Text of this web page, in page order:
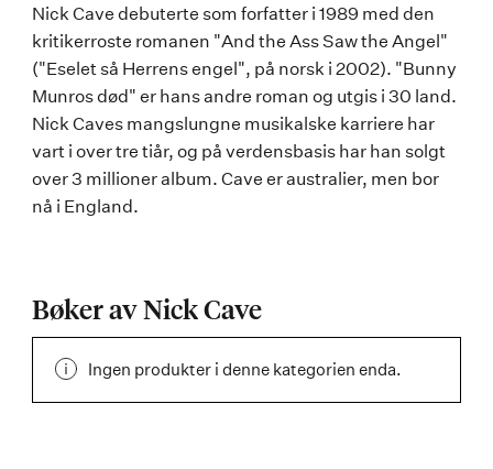
Nick
Cave
Nick Cave debuterte som forfatter i 1989 med den
kritikerroste romanen "And the Ass Saw the Angel"
("Eselet så Herrens engel", på norsk i 2002). "Bunny
Munros død" er hans andre roman og utgis i 30 land.
Nick Caves mangslungne musikalske karriere har
vart i over tre tiår, og på verdensbasis har han solgt
over 3 millioner album. Cave er australier, men bor
nå i England.
Bøker av Nick Cave
Ingen produkter i denne kategorien enda.